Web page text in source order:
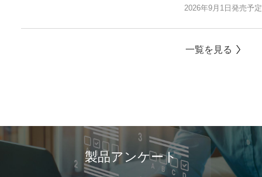
2026年9月1日発売予定
一覧を見る
製品アンケート